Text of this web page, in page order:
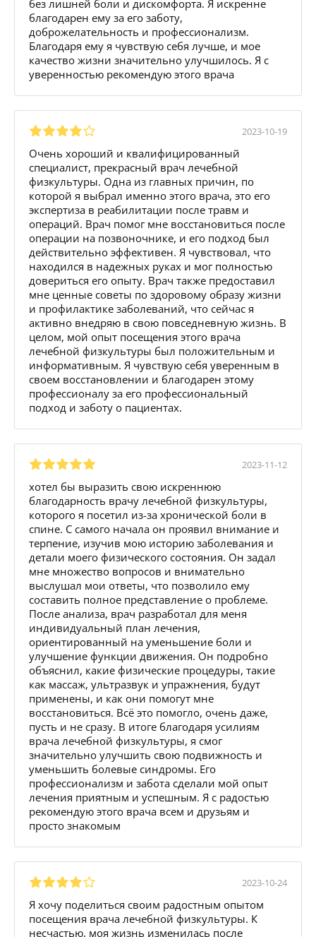
без лишней боли и дискомфорта. Я искренне
благодарен ему за его заботу,
доброжелательность и профессионализм.
Благодаря ему я чувствую себя лучше, и мое
качество жизни значительно улучшилось. Я с
уверенностью рекомендую этого врача
2023-10-19
Очень хороший и квалифицированный
специалист, прекрасный врач лечебной
физкультуры. Одна из главных причин, по
которой я выбрал именно этого врача, это его
экспертиза в реабилитации после травм и
операций. Врач помог мне восстановиться после
операции на позвоночнике, и его подход был
действительно эффективен. Я чувствовал, что
находился в надежных руках и мог полностью
довериться его опыту. Врач также предоставил
мне ценные советы по здоровому образу жизни
и профилактике заболеваний, что сейчас я
активно внедряю в свою повседневную жизнь. В
целом, мой опыт посещения этого врача
лечебной физкультуры был положительным и
информативным. Я чувствую себя уверенным в
своем восстановлении и благодарен этому
профессионалу за его профессиональный
подход и заботу о пациентах.
2023-11-12
хотел бы выразить свою искреннюю
благодарность врачу лечебной физкультуры,
которого я посетил из-за хронической боли в
спине. С самого начала он проявил внимание и
терпение, изучив мою историю заболевания и
детали моего физического состояния. Он задал
мне множество вопросов и внимательно
выслушал мои ответы, что позволило ему
составить полное представление о проблеме.
После анализа, врач разработал для меня
индивидуальный план лечения,
ориентированный на уменьшение боли и
улучшение функции движения. Он подробно
объяснил, какие физические процедуры, такие
как массаж, ультразвук и упражнения, будут
применены, и как они помогут мне
восстановиться. Всё это помогло, очень даже,
пусть и не сразу. В итоге благодаря усилиям
врача лечебной физкультуры, я смог
значительно улучшить свою подвижность и
уменьшить болевые синдромы. Его
профессионализм и забота сделали мой опыт
лечения приятным и успешным. Я с радостью
рекомендую этого врача всем и друзьям и
просто знакомым
2023-10-24
Я хочу поделиться своим радостным опытом
посещения врача лечебной физкультуры. К
несчастью, моя жизнь изменилась после